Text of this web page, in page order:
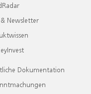
Newsletter
Dokumentation